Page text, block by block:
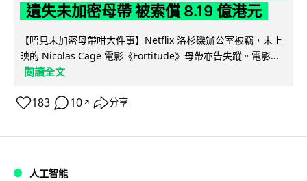
遺失未加密母帶 被索償 8.19 億港元
【唔見未加密母帶咁大件事】Netflix 洛杉磯辦公室被竊，未上
映的 Nicolas Cage 電影《Fortitude》母帶亦告失蹤。電影...
閱讀全文
183 10 ↗ 分享
人工智能